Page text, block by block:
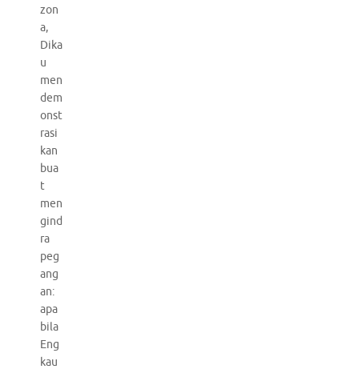
zon
a,
Dika
u
men
dem
onst
rasi
kan
bua
t
men
gind
ra
peg
ang
an:
apa
bila
Eng
kau